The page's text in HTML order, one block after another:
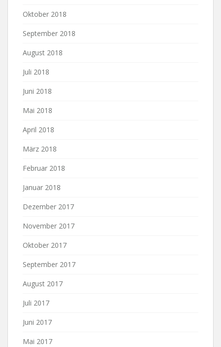
Oktober 2018
September 2018
August 2018
Juli 2018
Juni 2018
Mai 2018
April 2018
März 2018
Februar 2018
Januar 2018
Dezember 2017
November 2017
Oktober 2017
September 2017
August 2017
Juli 2017
Juni 2017
Mai 2017